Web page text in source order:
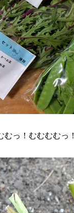
っ！むむむむっ！